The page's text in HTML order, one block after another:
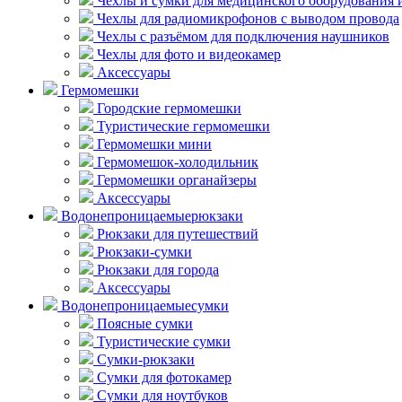
Чехлы для радиомикрофонов с выводом провода
Чехлы с разъёмом для подключения наушников
Чехлы для фото и видеокамер
Аксессуары
Гермомешки
Городские гермомешки
Туристические гермомешки
Гермомешки мини
Гермомешок-холодильник
Гермомешки органайзеры
Аксессуары
Водонепроницаемыерюкзаки
Рюкзаки для путешествий
Рюкзаки-сумки
Рюкзаки для города
Аксессуары
Водонепроницаемыесумки
Поясные сумки
Туристические сумки
Сумки-рюкзаки
Сумки для фотокамер
Сумки для ноутбуков